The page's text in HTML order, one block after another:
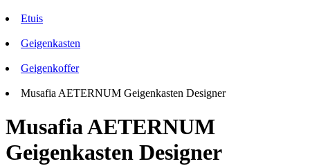
Etuis
Geigenkasten
Geigenkoffer
Musafia AETERNUM Geigenkasten Designer
Musafia AETERNUM
Geigenkasten Designer